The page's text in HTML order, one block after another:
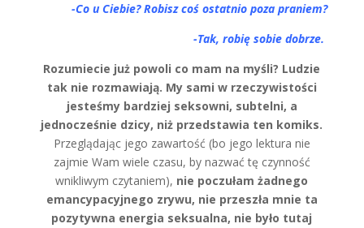
-Co u Ciebie? Robisz coś ostatnio poza praniem?
-Tak, robię sobie dobrze.
Rozumiecie już powoli co mam na myśli? Ludzie
tak nie rozmawiają. My sami w rzeczywistości
jesteśmy bardziej seksowni, subtelni, a
jednocześnie dzicy, niż przedstawia ten komiks.
Przeglądając jego zawartość (bo jego lektura nie
zajmie Wam wiele czasu, by nazwać tę czynność
wnikliwym czytaniem), nie poczułam żadnego
emancypacyjnego zrywu, nie przeszła mnie ta
pozytywna energia seksualna, nie było tutaj